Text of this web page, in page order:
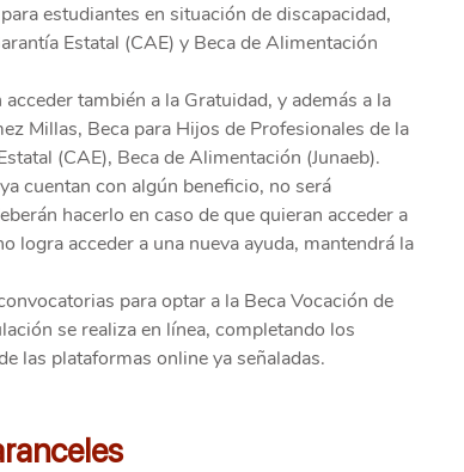
estudiantes en situación de discapacidad,
Estatal (CAE) y Beca de Alimentación
también a la Gratuidad, y además a la
Millas, Beca para Hijos de Profesionales de la
(CAE), Beca de Alimentación (Junaeb).
cuentan con algún beneficio, no será
hacerlo en caso de que quieran acceder a
logra acceder a una nueva ayuda, mantendrá la
para optar a la Beca Vocación de
se realiza en línea, completando los
las plataformas online ya señaladas.